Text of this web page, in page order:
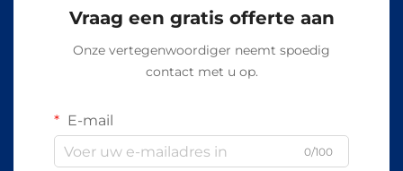
Vraag een gratis offerte aan
Onze vertegenwoordiger neemt spoedig
contact met u op.
E-mail
0/100